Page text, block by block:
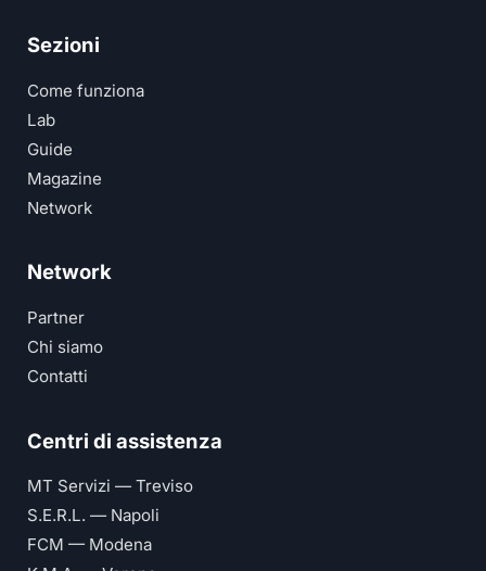
Sezioni
Come funziona
Lab
Guide
Magazine
Network
Network
Partner
Chi siamo
Contatti
Centri di assistenza
MT Servizi — Treviso
S.E.R.L. — Napoli
FCM — Modena